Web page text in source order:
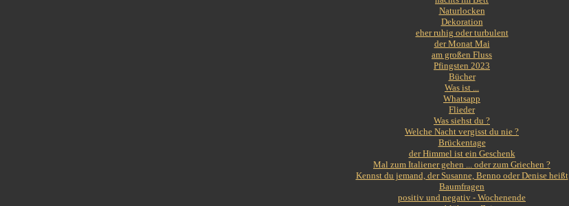
Naturlocken
Dekoration
eher ruhig oder turbulent
der Monat Mai
am großen Fluss
Pfingsten 2023
Bücher
Was ist ...
Whatsapp
Flieder
Was siehst du ?
Welche Nacht vergisst du nie ?
Brückentage
der Himmel ist ein Geschenk
Mal zum Italiener gehen ... oder zum Griechen ?
Kennst du jemand, der Susanne, Benno oder Denise heißt
Baumfragen
positiv und negativ - Wochenende